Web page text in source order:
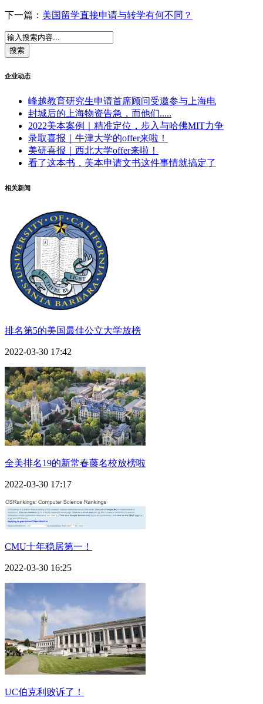
下一篇： 美国留学直接申请与转学有何不同？
企业动态
峰越教育研究生申请首席顾问受邀参与上海电
封城后的上海物资告急，而他们.....
2022美本案例｜精准定位，步入与哈佛MIT力争
录取喜报｜牛津大学的offer来啦！
美研喜报｜西北大学offer来啦！
看了这本书，美本申请文书这件事情就搞定了
相关新闻
排名第5的美国最佳公立大学放榜
2022-03-30 17:42
全美排名19的新常春藤名校放榜啦
2022-03-30 17:17
CMU十年稳居第一！
2022-03-30 16:25
UC伯克利败诉了！